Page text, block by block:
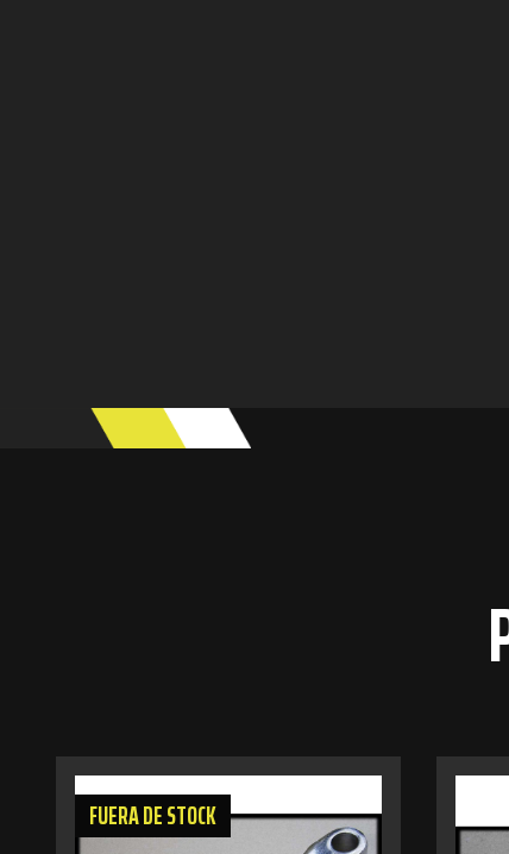
FUERA DE STOCK